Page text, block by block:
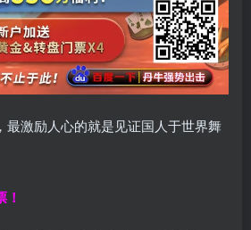
最激励人心的就是见证国人于世界舞